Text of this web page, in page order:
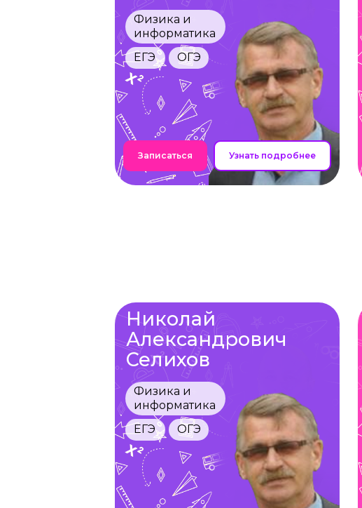
Физика и
информатика
ЕГЭ
Записаться
ОГЭ
Узнать подробнее
Николай
Александрович
Селихов
Физика и
информатика
ЕГЭ
ОГЭ